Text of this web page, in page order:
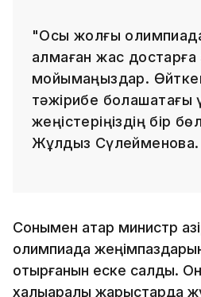
"Осы жолғы
алмаған жас
мойымаңыздар.
тәжірибе болашақтағы
жеңістеріңіздің бір
Жұлдыз Сүлейменова.
Сонымен қатар министр
олимпиада
отырғанын еске салды.
халықаралық жарыстарда